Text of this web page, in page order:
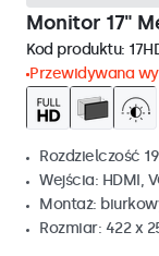
Monitor 17"
Kod produktu:
Przewidywana
Rozdzielczość
Wejścia: HDMI,
Montaż:
Rozmiar: 422 x